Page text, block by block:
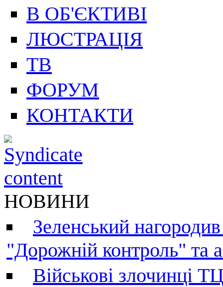
В ОБ'ЄКТИВІ
ЛЮСТРАЦІЯ
ТВ
ФОРУМ
КОНТАКТИ
НОВИНИ
Зеленський
"Дорожній контроль" та
Військові злочинці